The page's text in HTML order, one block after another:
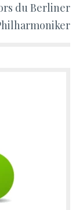
du Berliner